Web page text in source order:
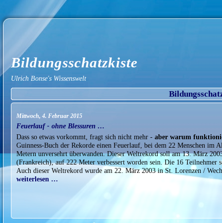
Bildungsschatzkiste
Ulrich Bonse's Wissenswelt
Mittwoch, 4. Februar 2015
Feuerlauf - ohne Blessuren …
Dass so etwas vorkommt, fragt sich nicht mehr - aber warum
Guinness-Buch der Rekorde einen Feuerlauf, bei dem 22 Menschen im
Metern unversehrt überwanden. Dieser Weltrekord soll am 13. März
(Frankreich), auf 222 Meter verbessert worden sein. Die 16 Teilnehmer
Auch dieser Weltrekord wurde am 22. März 2003 in St. Lorenzen /
weiterlesen …